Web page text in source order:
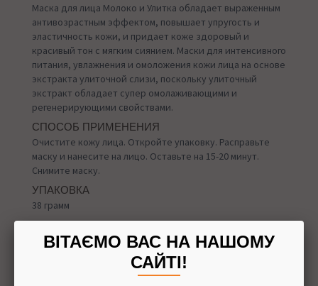
Маска для лица Молоко и Улитка обладает выраженным
антивозрастным эффектом, повышает упругость и
эластичность кожи, и придает коже здоровый и
красивый тон с мягким сиянием. Маски для интенсивного
питания, увлажнения и омоложения кожи лица на основе
экстракта улиточной слизи, поскольку улиточный
экстракт обладает супер омолаживающими и
регенерирующими свойствами.
СПОСОБ ПРИМЕНЕНИЯ
Очистите кожу лица. Откройте упаковку. Расправьте
маску и нанесите на лицо. Оставьте на 15-20 минут.
Снимите маску.
УПАКОВКА
38 грамм
Назад вМаски для лица
ВІТАЄМО ВАС НА НАШОМУ
САЙТІ!